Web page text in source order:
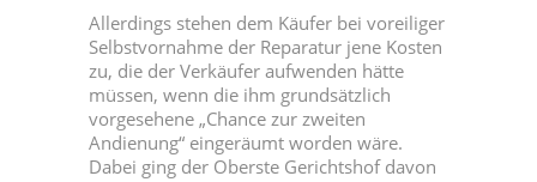
Allerdings stehen dem Käufer bei voreiliger
Selbstvornahme der Reparatur jene Kosten
zu, die der Verkäufer aufwenden hätte
müssen, wenn die ihm grundsätzlich
vorgesehene „Chance zur zweiten
Andienung“ eingeräumt worden wäre.
Dabei ging der Oberste Gerichtshof davon